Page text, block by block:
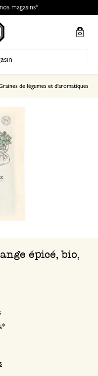
magasins*
de légumes et d'aromatiques
épicé, bio,